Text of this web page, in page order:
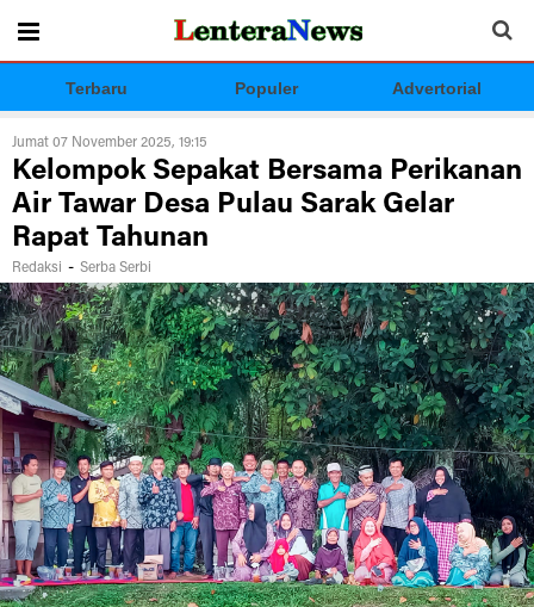
Terbaru Populer Advertorial
Jumat 07 November 2025, 19:15
Kelompok Sepakat Bersama Perikanan
Air Tawar Desa Pulau Sarak Gelar
Rapat Tahunan
Redaksi - Serba Serbi